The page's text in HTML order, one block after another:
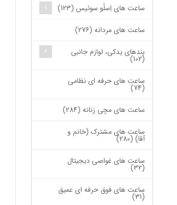
ساعت های اِسلُو سوئیس (123)
ساعت های مردانه (276)
بندهای یدکی، لوازم جانبی
(102)
ساعت های حرفه ای نظامی
(74)
ساعت های مچی زنانه (284)
ساعت های مشترک (خانم و
آقا) (280)
ساعت های غواصی دیجیتال
(32)
ساعت های فوق حرفه ای عمیق
(31)